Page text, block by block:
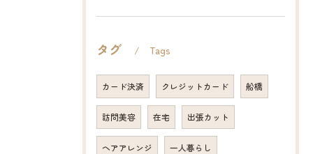
タグ Tags
カード決済 クレジットカード 船橋
訪問美容 在宅 出張カット
ヘアアレンジ 一人暮らし